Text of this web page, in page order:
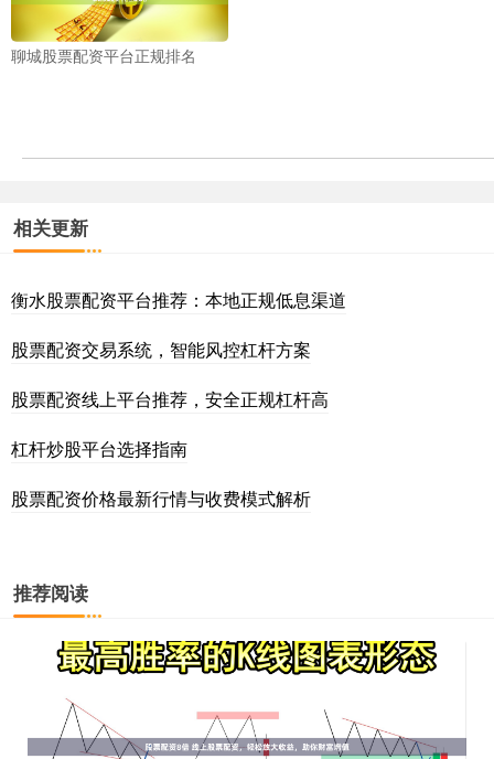
聊城股票配资平台正规排名
相关更新
衡水股票配资平台推荐：本地正规低息渠道
股票配资交易系统，智能风控杠杆方案
股票配资线上平台推荐，安全正规杠杆高
杠杆炒股平台选择指南
股票配资价格最新行情与收费模式解析
推荐阅读